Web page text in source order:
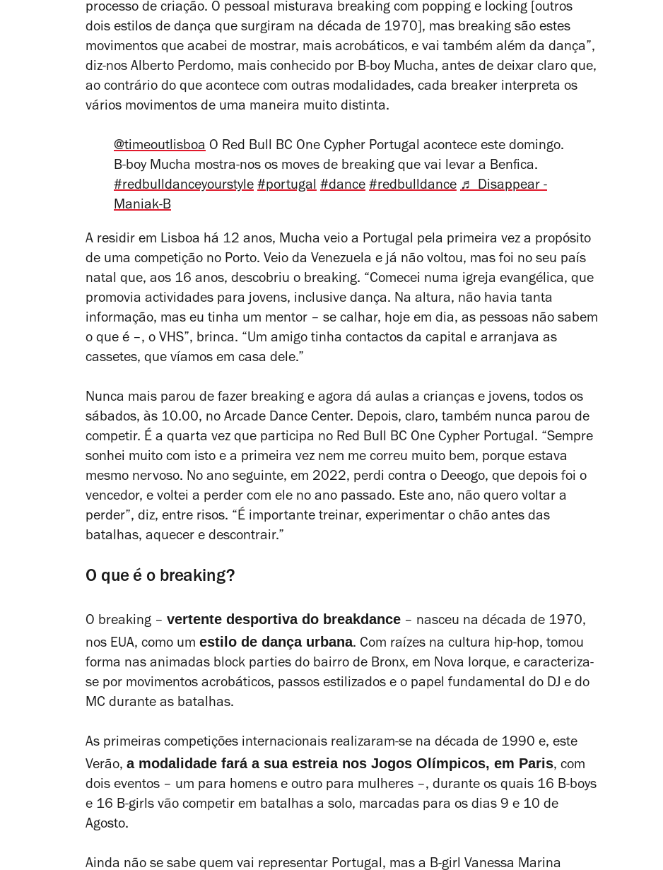
processo de criação. O pessoal misturava breaking com popping e locking [outros
dois estilos de dança que surgiram na década de 1970], mas breaking são estes
movimentos que acabei de mostrar, mais acrobáticos, e vai também além da dança”,
diz-nos Alberto Perdomo, mais conhecido por B-boy Mucha, antes de deixar claro que,
ao contrário do que acontece com outras modalidades, cada breaker interpreta os
vários movimentos de uma maneira muito distinta.
@timeoutlisboa O Red Bull BC One Cypher Portugal acontece este domingo.
B-boy Mucha mostra-nos os moves de breaking que vai levar a Benfica.
#redbulldanceyourstyle #portugal #dance #redbulldance ♬ Disappear -
Maniak-B
A residir em Lisboa há 12 anos, Mucha veio a Portugal pela primeira vez a propósito
de uma competição no Porto. Veio da Venezuela e já não voltou, mas foi no seu país
natal que, aos 16 anos, descobriu o breaking. “Comecei numa igreja evangélica, que
promovia actividades para jovens, inclusive dança. Na altura, não havia tanta
informação, mas eu tinha um mentor – se calhar, hoje em dia, as pessoas não sabem
o que é –, o VHS”, brinca. “Um amigo tinha contactos da capital e arranjava as
cassetes, que víamos em casa dele.”
Nunca mais parou de fazer breaking e agora dá aulas a crianças e jovens, todos os
sábados, às 10.00, no Arcade Dance Center. Depois, claro, também nunca parou de
competir. É a quarta vez que participa no Red Bull BC One Cypher Portugal. “Sempre
sonhei muito com isto e a primeira vez nem me correu muito bem, porque estava
mesmo nervoso. No ano seguinte, em 2022, perdi contra o Deeogo, que depois foi o
vencedor, e voltei a perder com ele no ano passado. Este ano, não quero voltar a
perder”, diz, entre risos. “É importante treinar, experimentar o chão antes das
batalhas, aquecer e descontrair.”
O que é o breaking?
O breaking – vertente desportiva do breakdance – nasceu na década de 1970,
nos EUA, como um estilo de dança urbana. Com raízes na cultura hip-hop, tomou
forma nas animadas block parties do bairro de Bronx, em Nova Iorque, e caracteriza-
se por movimentos acrobáticos, passos estilizados e o papel fundamental do DJ e do
MC durante as batalhas.
As primeiras competições internacionais realizaram-se na década de 1990 e, este
Verão, a modalidade fará a sua estreia nos Jogos Olímpicos, em Paris, com
dois eventos – um para homens e outro para mulheres –, durante os quais 16 B-boys
e 16 B-girls vão competir em batalhas a solo, marcadas para os dias 9 e 10 de
Agosto.
Ainda não se sabe quem vai representar Portugal, mas a B-girl Vanessa Marina